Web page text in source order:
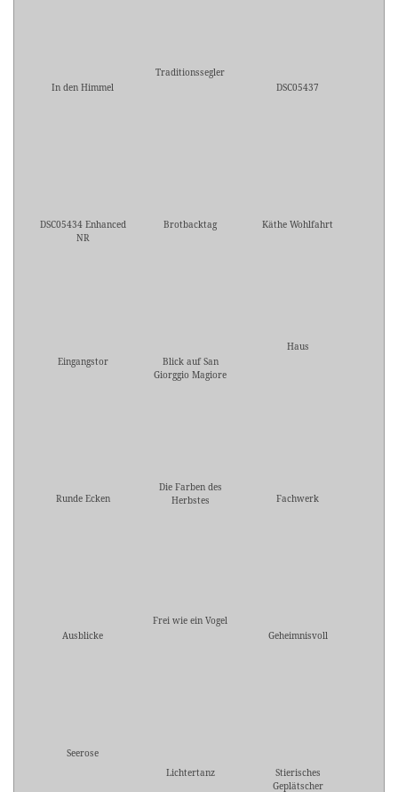
In den Himmel
Traditionssegler
DSC05437
DSC05434 Enhanced
NR
Brotbacktag Käthe Wohlfahrt
Eingangstor
Blick auf San
Giorggio Magiore
Haus
Runde Ecken
Die Farben des
Herbstes
Fachwerk
Ausblicke
Frei wie ein Vogel
Geheimnisvoll
Seerose
Lichtertanz
Stierisches
Geplätscher